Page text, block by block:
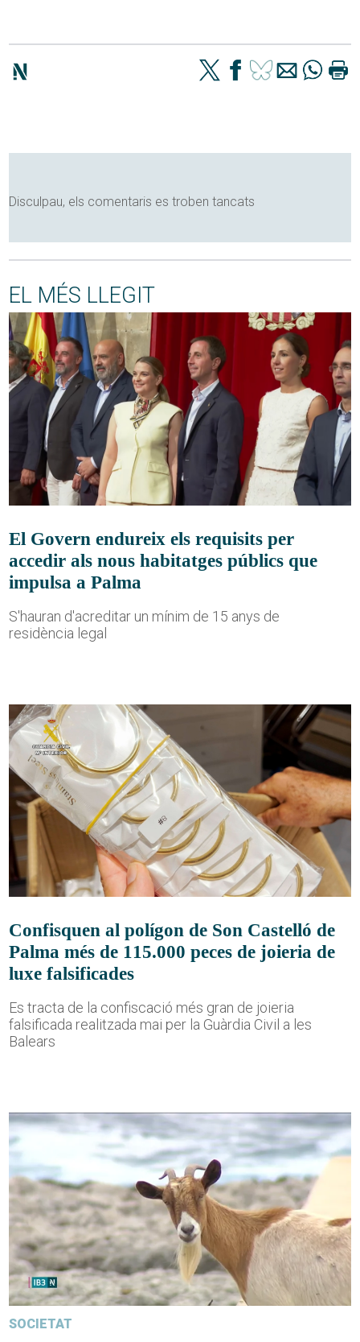
Disculpau, els comentaris es troben tancats
EL MÉS LLEGIT
El Govern endureix els requisits per
accedir als nous habitatges públics que
impulsa a Palma
S'hauran d'acreditar un mínim de 15 anys de
residència legal
Confisquen al polígon de Son Castelló de
Palma més de 115.000 peces de joieria de
luxe falsificades
Es tracta de la confiscació més gran de joieria
falsificada realitzada mai per la Guàrdia Civil a les
Balears
SOCIETAT